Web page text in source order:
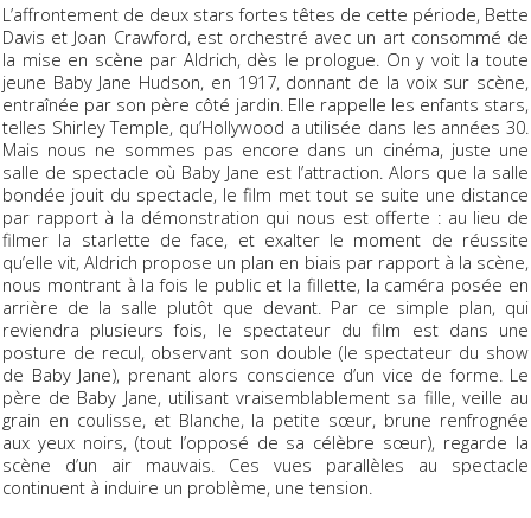
L’affrontement de deux stars fortes têtes de cette période, Bette
Davis et Joan Crawford, est orchestré avec un art consommé de
la mise en scène par Aldrich, dès le prologue. On y voit la toute
jeune Baby Jane Hudson, en 1917, donnant de la voix sur scène,
entraînée par son père côté jardin. Elle rappelle les enfants stars,
telles Shirley Temple, qu’Hollywood a utilisée dans les années 30.
Mais nous ne sommes pas encore dans un cinéma, juste une
salle de spectacle où Baby Jane est l’attraction. Alors que la salle
bondée jouit du spectacle, le film met tout se suite une distance
par rapport à la démonstration qui nous est offerte : au lieu de
filmer la starlette de face, et exalter le moment de réussite
qu’elle vit, Aldrich propose un plan en biais par rapport à la scène,
nous montrant à la fois le public et la fillette, la caméra posée en
arrière de la salle plutôt que devant. Par ce simple plan, qui
reviendra plusieurs fois, le spectateur du film est dans une
posture de recul, observant son double (le spectateur du show
de Baby Jane), prenant alors conscience d’un vice de forme. Le
père de Baby Jane, utilisant vraisemblablement sa fille, veille au
grain en coulisse, et Blanche, la petite sœur, brune renfrognée
aux yeux noirs, (tout l’opposé de sa célèbre sœur), regarde la
scène d’un air mauvais. Ces vues parallèles au spectacle
continuent à induire un problème, une tension.